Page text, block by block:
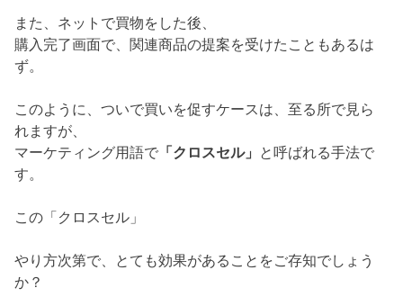
また、ネットで買物をした後、
購入完了画面で、関連商品の提案を受けたこともあるは
ず。
このように、ついで買いを促すケースは、至る所で見ら
れますが、
マーケティング用語で 「クロスセル」 と呼ばれる手法で
す。
この「クロスセル」
やり方次第で、とても効果があることをご存知でしょう
か？